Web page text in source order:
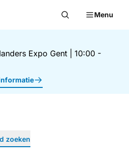
Menu
Expo Gent
10:00 -
zoeken